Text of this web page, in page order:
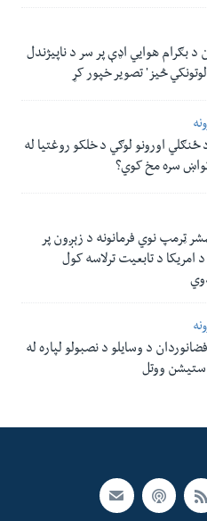
د بګرام هوایي اډې پر سر د ناپيژندل
څيز' تصویر خپور کړ
اورونو لوګي د خلکو روغتیا له
سره مخ کوي؟
ټرمپ نوي فرمانونه د زېږون پر
د تابعیت ترلاسه کول
د وسایلو د نصبولو لپاره له
ستیشن ووتل